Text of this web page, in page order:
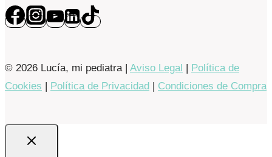
© 2026 Lucía, mi pediatra | Aviso Legal | Política de
Cookies | Política de Privacidad | Condiciones de Compra